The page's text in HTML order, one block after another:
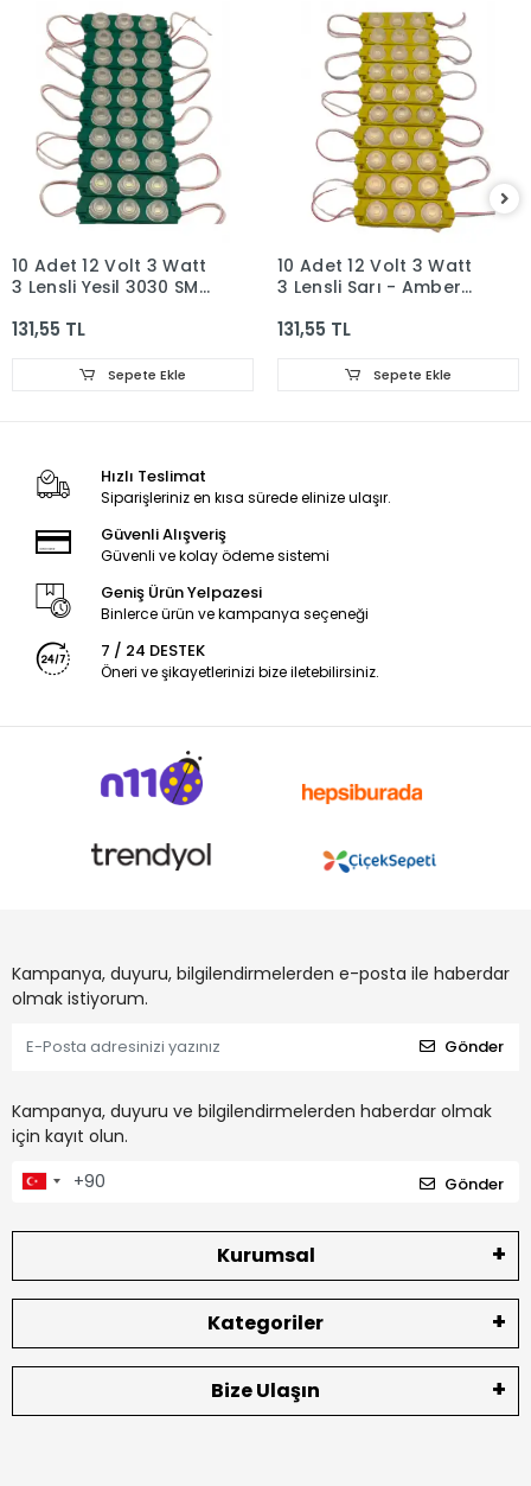
10 Adet 12 Volt 3 Watt
3 Lensli Yeşil 3030 SMD
131,55 TL
Sepete Ekle
10 Adet 12 Volt 3 Watt
3 Lensli Sarı - Amber
IP65
131,55 TL
Sepete Ekle
Hızlı Teslimat
Siparişleriniz en kısa sürede elinize ulaşır.
Güvenli Alışveriş
Güvenli ve kolay ödeme sistemi
Geniş Ürün Yelpazesi
Binlerce ürün ve kampanya seçeneği
7 / 24 DESTEK
Öneri ve şikayetlerinizi bize iletebilirsiniz.
Kampanya, duyuru, bilgilendirmelerden e-posta ile haberdar
olmak istiyorum.
Gönder
Kampanya, duyuru ve bilgilendirmelerden haberdar olmak
için kayıt olun.
Gönder
Kurumsal
Kategoriler
Bize Ulaşın